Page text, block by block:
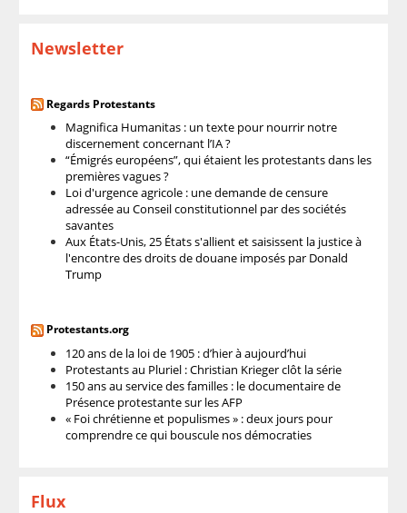
Newsletter
Regards Protestants
Magnifica Humanitas : un texte pour nourrir notre
discernement concernant l’IA ?
“Émigrés européens”, qui étaient les protestants dans les
premières vagues ?
Loi d'urgence agricole : une demande de censure
adressée au Conseil constitutionnel par des sociétés
savantes
Aux États-Unis, 25 États s'allient et saisissent la justice à
l'encontre des droits de douane imposés par Donald
Trump
Protestants.org
120 ans de la loi de 1905 : d’hier à aujourd’hui
Protestants au Pluriel : Christian Krieger clôt la série
150 ans au service des familles : le documentaire de
Présence protestante sur les AFP
« Foi chrétienne et populismes » : deux jours pour
comprendre ce qui bouscule nos démocraties
Flux